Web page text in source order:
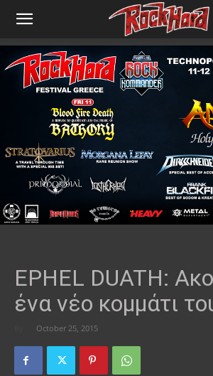
EPHEL DUATH:
ένα νέο κομμάτι
October 25, 2015